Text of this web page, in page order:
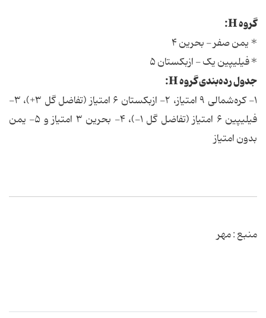
گروه H:
* یمن صفر - بحرین ۴
* فیلیپین یک - ازبکستان ۵
جدول رده‌بندی گروه H:
۱- کره‌شمالی ۹ امتیاز، ۲- ازبکستان ۶ امتیاز (تفاضل گل ۳+)، ۳-
فیلیپین ۶ امتیاز (تفاضل گل ۱-)، ۴- بحرین ۳ امتیاز و ۵- یمن
بدون امتیاز
منبع : مهر